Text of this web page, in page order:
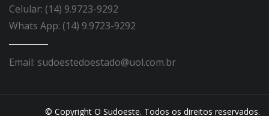
Celular: (14) 9.9723-9292
Whats App: (14) 9.9723-9292
Email: sudoestedoestado@uol.com.br
© Copyright O Sudoeste. Todos os direitos reservados.